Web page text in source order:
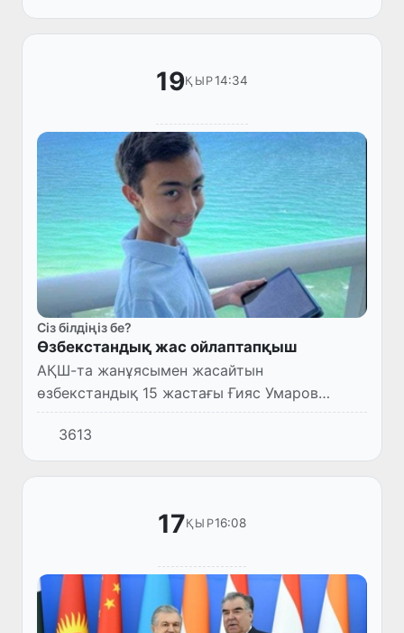
ресми түрде жарияла...
19ҚЫР14:34
Сіз білдіңіз бе?
Өзбекстандық жас ойлаптапқыш
АҚШ-та жанұясымен жасайтын
өзбекстандық 15 жастағы Ғияс Умаров
Apple-ге тиісті тегін оқу материалдарының
ең үлкен каталогтарының бірі iTunes-U-да
қате тапты.
3613
17ҚЫР16:08